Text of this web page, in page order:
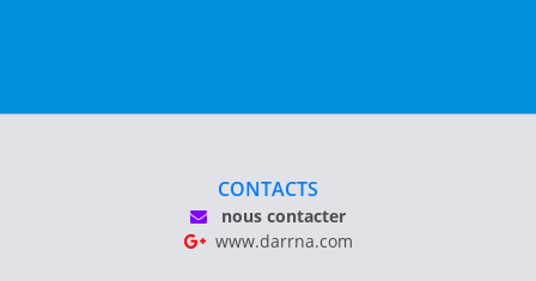
CONTACTS
nous contacter
www.darrna.com